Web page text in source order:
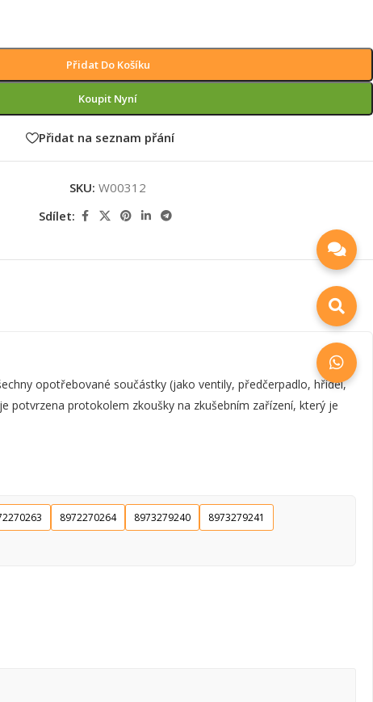
Přidat Do Košíku
Koupit Nyní
Přidat na seznam přání
SKU: W00312
Sdílet:
opotřebované součástky (jako ventily, předčerpadlo, hřídel,
potvrzena protokolem zkoušky na zkušebním zařízení, který je
8972270264 8973279240
8973279241